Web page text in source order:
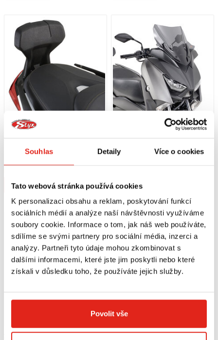
Souhlas Detaily Více o cookies
Tato webová stránka používá cookies
K personalizaci obsahu a reklam, poskytování funkcí
sociálních médií a analýze naší návštěvnosti využíváme
soubory cookie. Informace o tom, jak náš web používáte,
sdílíme se svými partnery pro sociální média, inzerci a
analýzy. Partneři tyto údaje mohou zkombinovat s
dalšími informacemi, které jste jim poskytli nebo které
získali v důsledku toho, že používáte jejich služby.
Povolit vše
2 409 Kč s DPH
GIVI OPĚRKA YAMAHA X-MAX 125-
250/SKYLINER 125-250 TB2111
Koupit
2 169 Kč s DPH
GIVI SPORTOVNÍ PLEXI YAMAHA X-
MAX 125/300/400 D2136S
Koupit
2 659 Kč s DPH
1 209 Kč s DPH